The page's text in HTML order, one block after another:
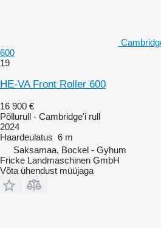
600
19
HE-VA Front Roller 600
16 900 €
Põllurull - Cambridge'i rull
2024
Haardeulatus 6 m
Saksamaa, Bockel - Gyhum
Fricke Landmaschinen GmbH
Võta ühendust müüjaga